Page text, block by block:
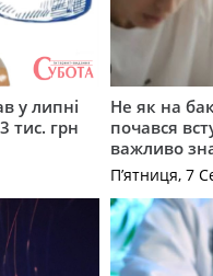
у липні
тис. грн
Не як на
почався
важливо
П’ятниця, 7